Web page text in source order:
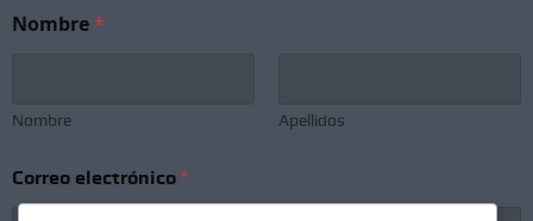
Nombre*
Nombre Apellidos
Correo electrónico *